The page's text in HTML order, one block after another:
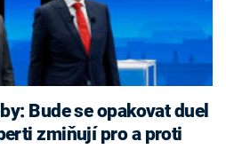
zmiňují pro a proti